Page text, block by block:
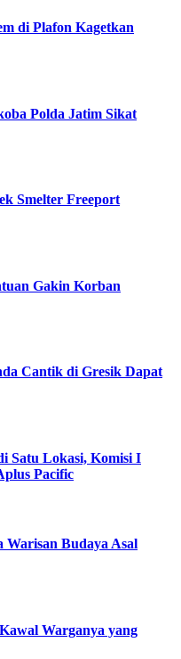
di Plafon Kagetkan
Polda Jatim Sikat
Smelter Freeport
Gakin Korban
Cantik di Gresik Dapat
Satu Lokasi, Komisi I
Pacific
Budaya Asal
Warganya yang